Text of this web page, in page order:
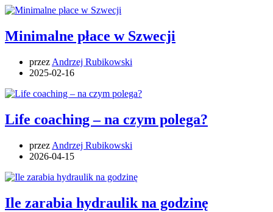
Minimalne płace w Szwecji
przez Andrzej Rubikowski
2025-02-16
Life coaching – na czym polega?
przez Andrzej Rubikowski
2026-04-15
Ile zarabia hydraulik na godzinę